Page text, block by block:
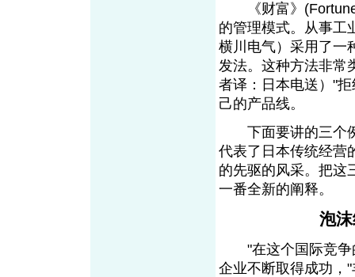
《财富》(Fortune)
的管理模式。从事工
横川电气）采用了一
发法。这种方法非常
者译：日本电送）"
己的产品线。
下面要讲的三个例
代表了日本传统经营
的先驱的风采。把这
一番全新的阐释。
泡
"在这个国际竞争
企业不断取得成功，